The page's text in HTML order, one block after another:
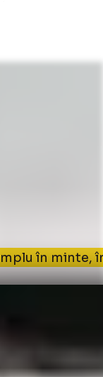
în minte,